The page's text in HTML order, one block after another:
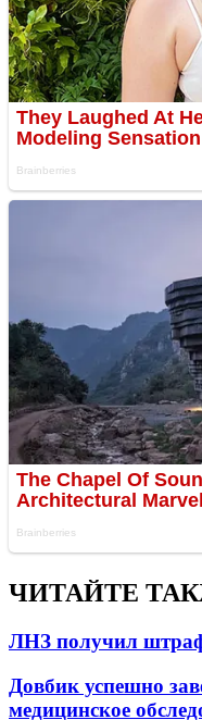
ЧИТАЙТЕ
ЛНЗ получил
Довбик успешно
медицинское